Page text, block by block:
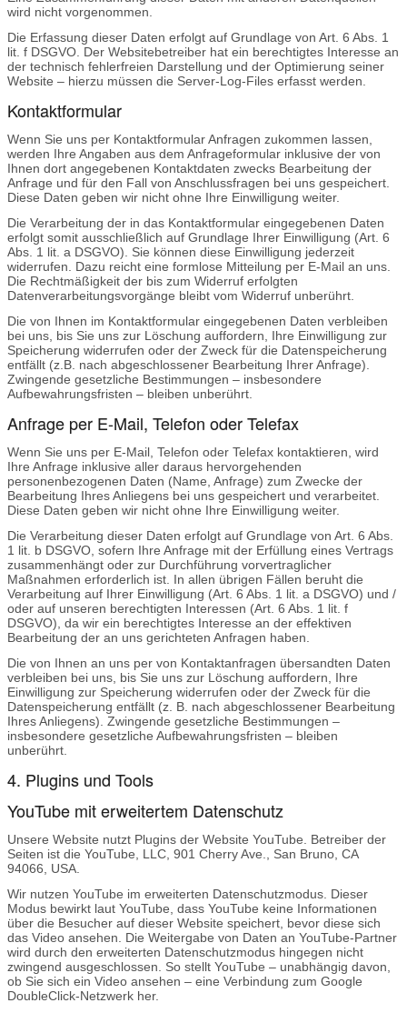
wird nicht vorgenommen.
Die Erfassung dieser Daten erfolgt auf Grundlage von Art. 6 Abs. 1
lit. f DSGVO. Der Websitebetreiber hat ein berechtigtes Interesse an
der technisch fehlerfreien Darstellung und der Optimierung seiner
Website – hierzu müssen die Server-Log-Files erfasst werden.
Kontaktformular
Wenn Sie uns per Kontaktformular Anfragen zukommen lassen,
werden Ihre Angaben aus dem Anfrageformular inklusive der von
Ihnen dort angegebenen Kontaktdaten zwecks Bearbeitung der
Anfrage und für den Fall von Anschlussfragen bei uns gespeichert.
Diese Daten geben wir nicht ohne Ihre Einwilligung weiter.
Die Verarbeitung der in das Kontaktformular eingegebenen Daten
erfolgt somit ausschließlich auf Grundlage Ihrer Einwilligung (Art. 6
Abs. 1 lit. a DSGVO). Sie können diese Einwilligung jederzeit
widerrufen. Dazu reicht eine formlose Mitteilung per E-Mail an uns.
Die Rechtmäßigkeit der bis zum Widerruf erfolgten
Datenverarbeitungsvorgänge bleibt vom Widerruf unberührt.
Die von Ihnen im Kontaktformular eingegebenen Daten verbleiben
bei uns, bis Sie uns zur Löschung auffordern, Ihre Einwilligung zur
Speicherung widerrufen oder der Zweck für die Datenspeicherung
entfällt (z.B. nach abgeschlossener Bearbeitung Ihrer Anfrage).
Zwingende gesetzliche Bestimmungen – insbesondere
Aufbewahrungsfristen – bleiben unberührt.
Anfrage per E-Mail, Telefon oder Telefax
Wenn Sie uns per E-Mail, Telefon oder Telefax kontaktieren, wird
Ihre Anfrage inklusive aller daraus hervorgehenden
personenbezogenen Daten (Name, Anfrage) zum Zwecke der
Bearbeitung Ihres Anliegens bei uns gespeichert und verarbeitet.
Diese Daten geben wir nicht ohne Ihre Einwilligung weiter.
Die Verarbeitung dieser Daten erfolgt auf Grundlage von Art. 6 Abs.
1 lit. b DSGVO, sofern Ihre Anfrage mit der Erfüllung eines Vertrags
zusammenhängt oder zur Durchführung vorvertraglicher
Maßnahmen erforderlich ist. In allen übrigen Fällen beruht die
Verarbeitung auf Ihrer Einwilligung (Art. 6 Abs. 1 lit. a DSGVO) und /
oder auf unseren berechtigten Interessen (Art. 6 Abs. 1 lit. f
DSGVO), da wir ein berechtigtes Interesse an der effektiven
Bearbeitung der an uns gerichteten Anfragen haben.
Die von Ihnen an uns per von Kontaktanfragen übersandten Daten
verbleiben bei uns, bis Sie uns zur Löschung auffordern, Ihre
Einwilligung zur Speicherung widerrufen oder der Zweck für die
Datenspeicherung entfällt (z. B. nach abgeschlossener Bearbeitung
Ihres Anliegens). Zwingende gesetzliche Bestimmungen –
insbesondere gesetzliche Aufbewahrungsfristen – bleiben
unberührt.
4. Plugins und Tools
YouTube mit erweitertem Datenschutz
Unsere Website nutzt Plugins der Website YouTube. Betreiber der
Seiten ist die YouTube, LLC, 901 Cherry Ave., San Bruno, CA
94066, USA.
Wir nutzen YouTube im erweiterten Datenschutzmodus. Dieser
Modus bewirkt laut YouTube, dass YouTube keine Informationen
über die Besucher auf dieser Website speichert, bevor diese sich
das Video ansehen. Die Weitergabe von Daten an YouTube-Partner
wird durch den erweiterten Datenschutzmodus hingegen nicht
zwingend ausgeschlossen. So stellt YouTube – unabhängig davon,
ob Sie sich ein Video ansehen – eine Verbindung zum Google
DoubleClick-Netzwerk her.